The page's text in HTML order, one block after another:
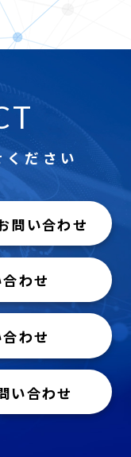
ださい
問い合わせ
わせ
わせ
い合わせ